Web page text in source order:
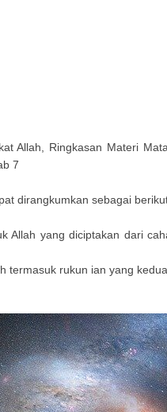
Allah, Ringkasan Materi
7
dirangkumkan sebagai
Allah yang diciptakan dari
termasuk rukun ian yang kedua.